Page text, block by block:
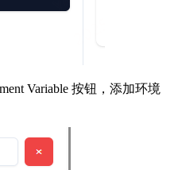
Variable 按钮，添加环境